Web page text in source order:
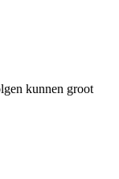
kunnen groot